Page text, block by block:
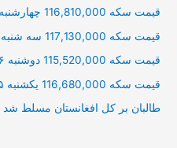
ب
ر
ا
قیمت سکه 116,810,000 چهارشنبه ۱۴۰۰/۷/۲۸
قیمت سکه 117,130,000 سه شنبه ۱۴۰۰/۷/۲۷
قیمت سکه 115,520,000 دوشنبه ۱۴۰۰/۷/۲۶
قیمت سکه 116,680,000 یکشنبه ۱۴۰۰/۷/۲۵
طالبان بر كل افغانستان مسلط شد